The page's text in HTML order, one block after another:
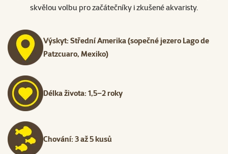
skvělou volbu pro začátečníky i zkušené akvaristy.
Výskyt: Střední Amerika (sopečné jezero Lago de
Patzcuaro, Mexiko)
Délka života: 1,5–2 roky
Chování: 3 až 5 kusů